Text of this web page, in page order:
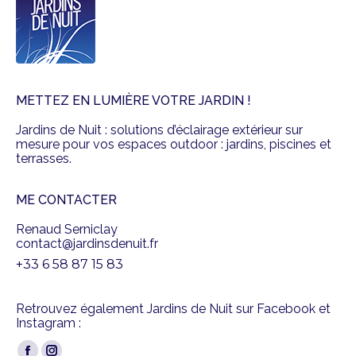
METTEZ EN LUMIÈRE VOTRE JARDIN !
Jardins de Nuit : solutions d’éclairage extérieur sur
mesure pour vos espaces outdoor : jardins, piscines et
terrasses.
ME CONTACTER
Renaud Serniclay
contact@jardinsdenuit.fr
+33 6 58 87 15 83
Retrouvez également Jardins de Nuit sur Facebook et
Instagram :
Trouvez nous sur :